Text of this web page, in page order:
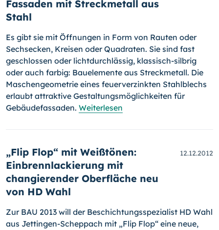
Fassaden mit Streckmetall aus
Stahl
Es gibt sie mit Öffnungen in Form von Rauten oder
Sechsecken, Kreisen oder Quadraten. Sie sind fast
geschlossen oder lichtdurchlässig, klas­sisch-silbrig
oder auch farbig: Bauelemente aus Streckmetall. Die
Maschengeo­metrie eines feuerverzinkten Stahlblechs
erlaubt attraktive Gestaltungs­möglichkeiten für
Gebäudefassaden. Weiterlesen
„Flip Flop“ mit Weißtönen:
Einbrennlackierung mit
changierender Oberfläche neu
von HD Wahl
12.12.2012
Zur BAU 2013 will der Beschichtungsspezialist HD Wahl
aus Jettingen-Scheppach mit „Flip Flop“ eine neue,